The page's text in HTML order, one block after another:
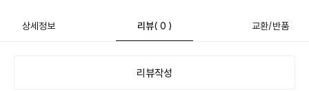
상세정보 리뷰( 0 ) 교환/반품
리뷰작성